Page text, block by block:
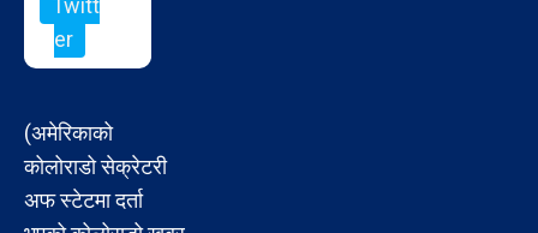
Twitt
er
(अमेरिकाको
कोलोराडो सेक्रेटरी
अफ स्टेटमा दर्ता